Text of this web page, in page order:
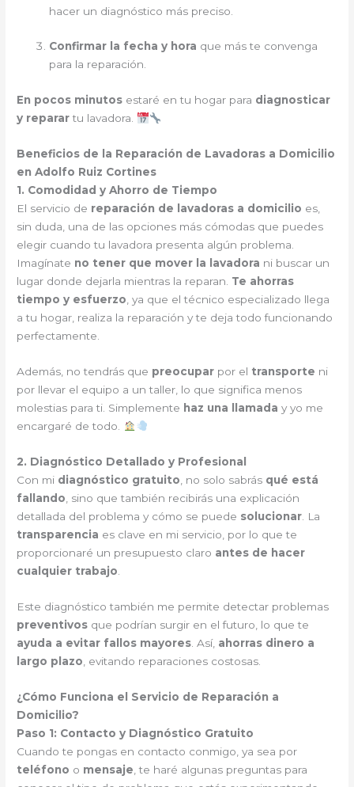
hacer un diagnóstico más preciso.
Confirmar la fecha y hora que más te convenga
para la reparación.
En pocos minutos estaré en tu hogar para diagnosticar
y reparartu lavadora.
Beneficios de la Reparación de Lavadoras a Domicilio
en Adolfo Ruiz Cortines
1. Comodidad y Ahorro de Tiempo
El servicio de reparación de lavadoras a domicilio es,
sin duda, una de las opciones más cómodas que puedes
elegir cuando tu lavadora presenta algún problema.
Imagínate no tener que mover la lavadora ni buscar un
lugar donde dejarla mientras la reparan. Te ahorras
tiempo y esfuerzo , ya que el técnico especializado llega
a tu hogar, realiza la reparación y te deja todo funcionando
perfectamente.
Además, no tendrás que preocupar por el transporte ni
por llevar el equipo a un taller, lo que significa menos
molestias para ti. Simplemente haz una llamada y yo me
encargaré de todo.
2. Diagnóstico Detallado y Profesional
Con mi diagnóstico gratuito , no solo sabrás qué está
fallando , sino que también recibirás una explicación
detallada del problema y cómo se puede solucionar . La
transparencia es clave en mi servicio, por lo que te
proporcionaré un presupuesto claro antes de hacer
cualquier trabajo
Este diagnóstico también me permite detectar problemas
preventivos que podrían surgir en el futuro, lo que te
ayuda a evitar fallos mayores . Así, ahorras dinero a
largo plazo , evitando reparaciones costosas.
¿Cómo Funciona el Servicio de Reparación a
Domicilio?
Paso 1: Contacto y Diagnóstico Gratuito
Cuando te pongas en contacto conmigo, ya sea por
teléfono o mensaje , te haré algunas preguntas para